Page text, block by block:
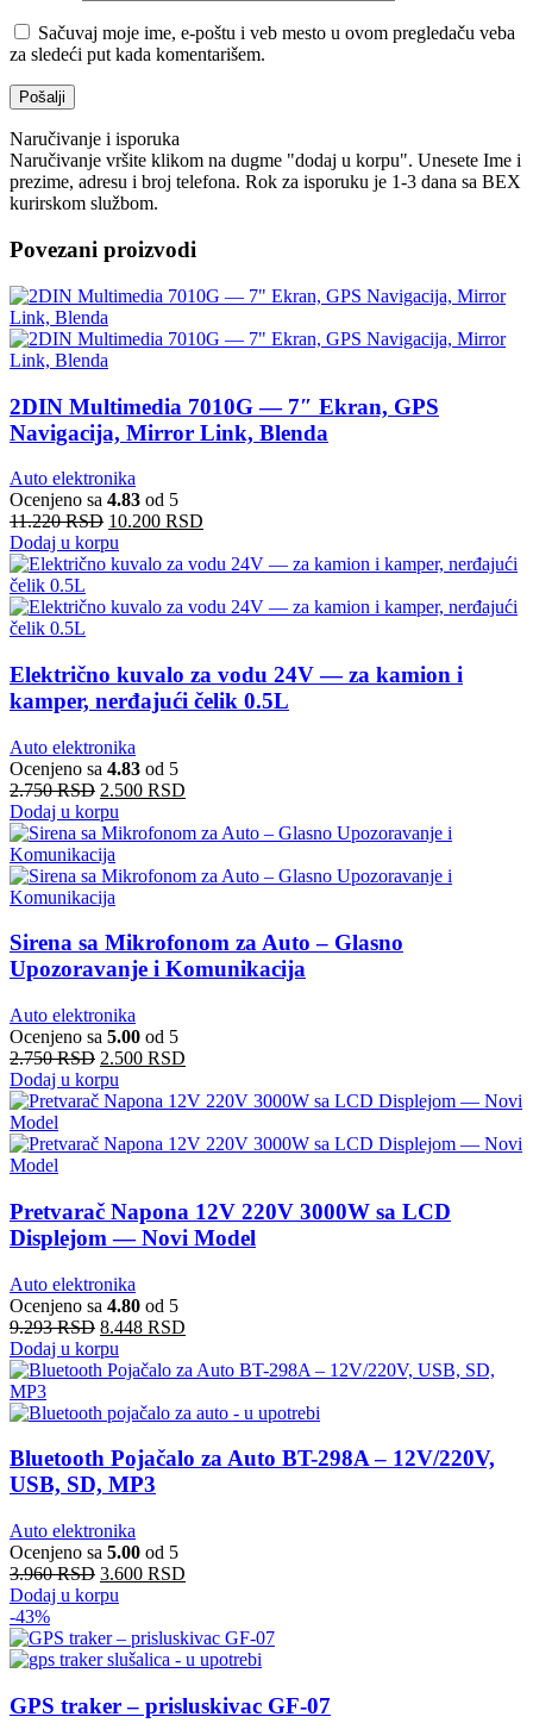
Sačuvaj moje ime, e-poštu i veb mesto u ovom pregledaču veba
za sledeći put kada komentarišem.
Naručivanje i isporuka
Naručivanje vršite klikom na dugme "dodaj u korpu". Unesete Ime i
prezime, adresu i broj telefona. Rok za isporuku je 1-3 dana sa BEX
kurirskom službom.
Povezani proizvodi
2DIN Multimedia 7010G — 7″ Ekran, GPS
Navigacija, Mirror Link, Blenda
Auto elektronika
Ocenjeno sa 4.83 od 5
11.220RSD 10.200 RSD
Dodaj u korpu
Električno kuvalo za vodu 24V — za kamion i
kamper, nerđajući čelik 0.5L
Auto elektronika
Ocenjeno sa 4.83 od 5
2.750RSD 2.500 RSD
Dodaj u korpu
Sirena sa Mikrofonom za Auto – Glasno
Upozoravanje i Komunikacija
Auto elektronika
Ocenjeno sa 5.00 od 5
2.750RSD 2.500 RSD
Dodaj u korpu
Pretvarač Napona 12V 220V 3000W sa LCD
Displejom — Novi Model
Auto elektronika
Ocenjeno sa 4.80 od 5
9.293RSD 8.448 RSD
Dodaj u korpu
Bluetooth Pojačalo za Auto BT-298A – 12V/220V,
USB, SD, MP3
Auto elektronika
Ocenjeno sa 5.00 od 5
3.960RSD 3.600 RSD
Dodaj u korpu
-43%
GPS traker – prisluskivac GF-07